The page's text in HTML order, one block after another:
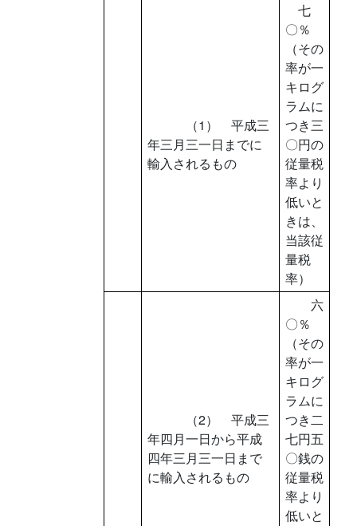
（1） 平成三
年三月三一日までに
輸入されるもの
七
〇％
（その
率が一
キログ
ラムに
つき三
〇円の
従量税
率より
低いと
きは、
当該従
量税
率）
（2） 平成三
年四月一日から平成
四年三月三一日まで
に輸入されるもの
六
〇％
（その
率が一
キログ
ラムに
つき二
七円五
〇銭の
従量税
率より
低いと